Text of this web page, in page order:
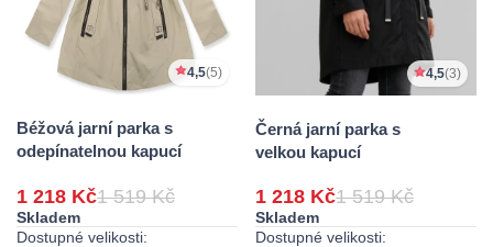
4,5(5)
Béžová jarní parka s
odepínatelnou kapucí
1 218 Kč1 519 Kč
Skladem
Dostupné velikosti:
4,5(3)
Černá jarní parka s
velkou kapucí
1 218 Kč1 519 Kč
Skladem
Dostupné velikosti: